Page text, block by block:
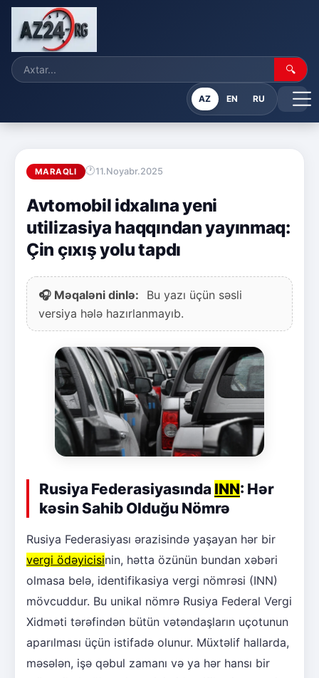
🔍
AZ EN RU
MARAQLI 11.Noyabr.2025
Avtomobil idxalına yeni
utilizasiya haqqından yayınmaq:
Çin çıxış yolu tapdı
🎧 Məqaləni dinlə:
Bu yazı üçün səsli
versiya hələ hazırlanmayıb.
Rusiya Federasiyasında INN: Hər
kəsin Sahib Olduğu Nömrə
Rusiya Federasiyası ərazisində yaşayan hər bir
vergi ödəyicisinin, hətta özünün bundan xəbəri
olmasa belə, identifikasiya vergi nömrəsi (INN)
mövcuddur. Bu unikal nömrə Rusiya Federal Vergi
Xidməti tərəfindən bütün vətəndaşların uçotunun
aparılması üçün istifadə olunur. Müxtəlif hallarda,
məsələn, işə qəbul zamanı və ya hər hansı bir